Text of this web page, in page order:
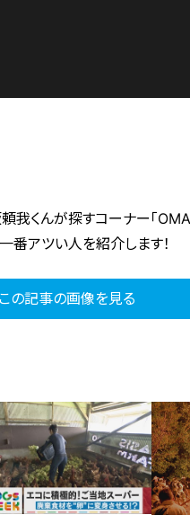
我くんが探すコーナー「
番アツい人を紹介します！
この記事の画像を見る